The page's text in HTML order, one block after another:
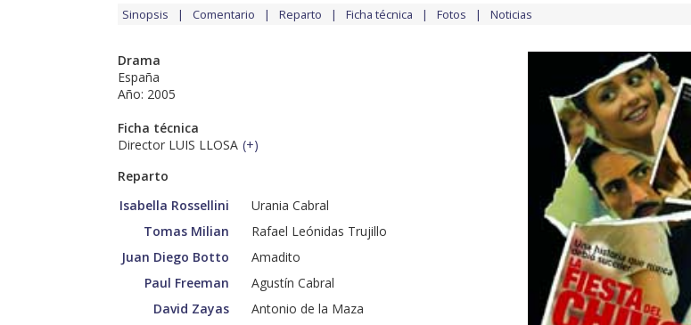
Sinopsis Comentario Reparto Ficha técnica Fotos Noticias
Drama
España
Año: 2005
Ficha técnica
Director LUIS LLOSA (+)
Reparto
Isabella Rossellini
Urania Cabral
Tomas Milian
Rafael Leónidas Trujillo
Juan Diego Botto
Amadito
Paul Freeman
Agustín Cabral
David Zayas
Antonio de la Maza